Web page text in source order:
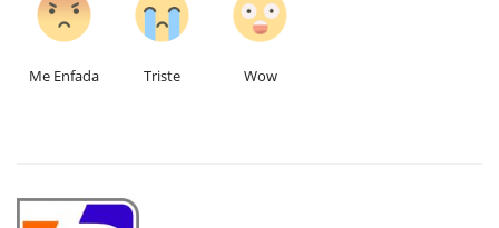
Me Enfada Triste Wow